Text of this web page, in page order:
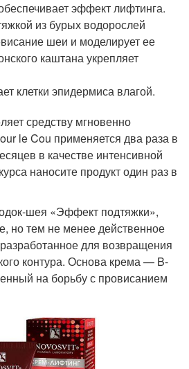
эффект лифтинга.
из бурых водорослей
шеи и моделирует ее
каштана укрепляет
клетки эпидермиса влагой.
средству мгновенно
le Cou применяется два раза в
в качестве интенсивной
наносите продукт один раз в
шея «Эффект подтяжки»,
но тем не менее действенное
для возвращения
контура. Основа крема — B-
на борьбу с провисанием